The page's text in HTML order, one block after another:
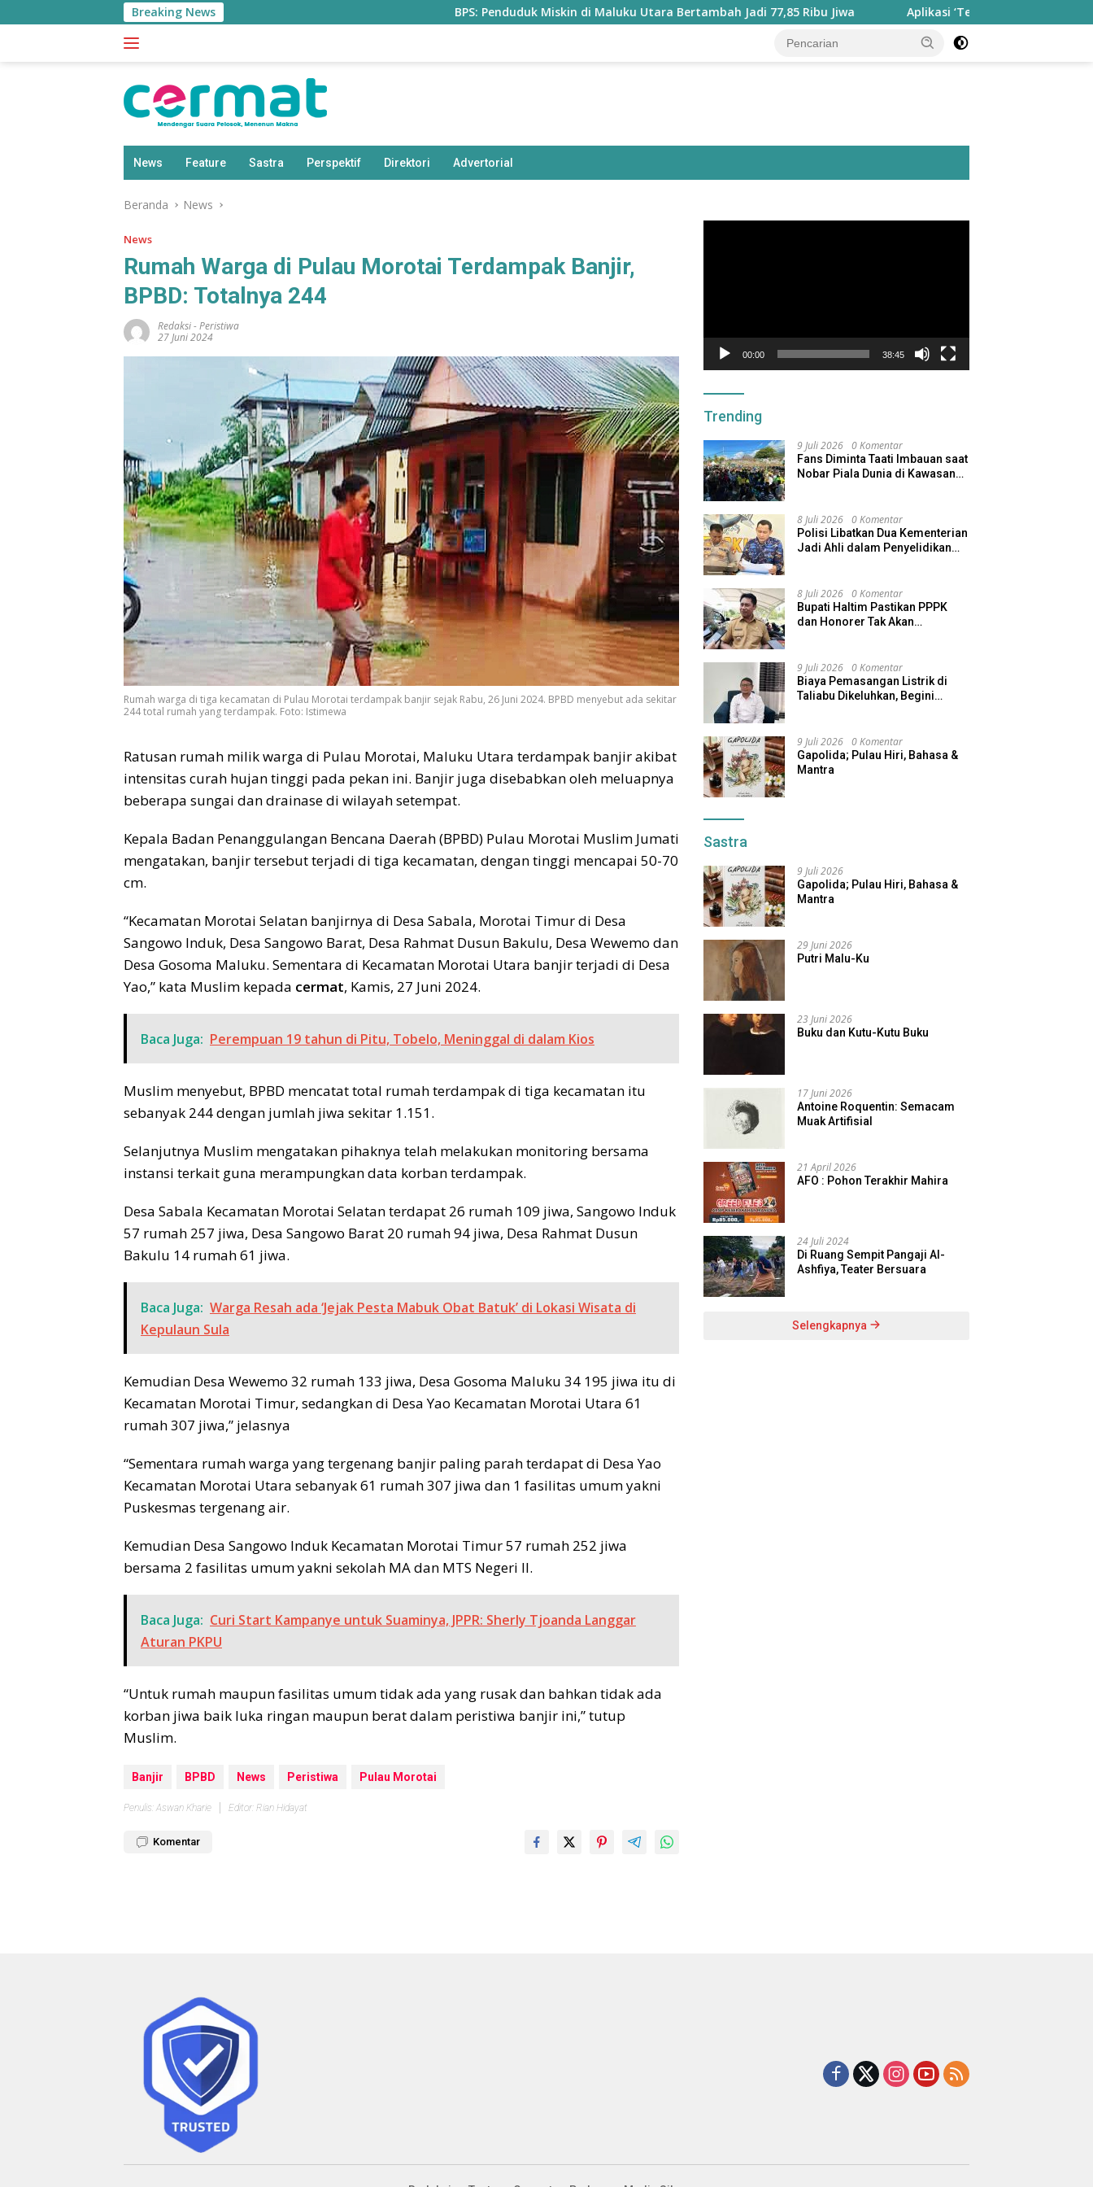
ke
Breaking News BPS: Penduduk Miskin di Maluku Utara Bertambah Jadi 77,85 Ribu Jiwa Aplikasi ‘Teras Pendidikan’ Disiapkan
News Feature Sastra Perspektif Direktori Advertorial
Beranda News
News
Rumah Warga di Pulau Morotai Terdampak Banjir,
BPBD: Totalnya 244
Redaksi-Peristiwa
27 Juni 2024
Rumah warga di tiga kecamatan di Pulau Morotai terdampak banjir sejak Rabu, 26 Juni 2024. BPBD menyebut ada sekitar
244 total rumah yang terdampak. Foto: Istimewa
Ratusan rumah milik warga di Pulau Morotai, Maluku Utara terdampak banjir akibat
intensitas curah hujan tinggi pada pekan ini. Banjir juga disebabkan oleh meluapnya
beberapa sungai dan drainase di wilayah setempat.
Kepala Badan Penanggulangan Bencana Daerah (BPBD) Pulau Morotai Muslim Jumati
mengatakan, banjir tersebut terjadi di tiga kecamatan, dengan tinggi mencapai 50-70
cm.
“Kecamatan Morotai Selatan banjirnya di Desa Sabala, Morotai Timur di Desa
Sangowo Induk, Desa Sangowo Barat, Desa Rahmat Dusun Bakulu, Desa Wewemo dan
Desa Gosoma Maluku. Sementara di Kecamatan Morotai Utara banjir terjadi di Desa
Yao,” kata Muslim kepada cermat, Kamis, 27 Juni 2024.
Baca Juga: Perempuan 19 tahun di Pitu, Tobelo, Meninggal di dalam Kios
Muslim menyebut, BPBD mencatat total rumah terdampak di tiga kecamatan itu
sebanyak 244 dengan jumlah jiwa sekitar 1.151.
Selanjutnya Muslim mengatakan pihaknya telah melakukan monitoring bersama
instansi terkait guna merampungkan data korban terdampak.
Desa Sabala Kecamatan Morotai Selatan terdapat 26 rumah 109 jiwa, Sangowo Induk
57 rumah 257 jiwa, Desa Sangowo Barat 20 rumah 94 jiwa, Desa Rahmat Dusun
Bakulu 14 rumah 61 jiwa.
Baca Juga: Warga Resah ada ‘Jejak Pesta Mabuk Obat Batuk’ di Lokasi Wisata di
Kepulaun Sula
Kemudian Desa Wewemo 32 rumah 133 jiwa, Desa Gosoma Maluku 34 195 jiwa itu di
Kecamatan Morotai Timur, sedangkan di Desa Yao Kecamatan Morotai Utara 61
rumah 307 jiwa,” jelasnya
“Sementara rumah warga yang tergenang banjir paling parah terdapat di Desa Yao
Kecamatan Morotai Utara sebanyak 61 rumah 307 jiwa dan 1 fasilitas umum yakni
Puskesmas tergenang air.
Kemudian Desa Sangowo Induk Kecamatan Morotai Timur 57 rumah 252 jiwa
bersama 2 fasilitas umum yakni sekolah MA dan MTS Negeri II.
Baca Juga: Curi Start Kampanye untuk Suaminya, JPPR: Sherly Tjoanda Langgar
Aturan PKPU
“Untuk rumah maupun fasilitas umum tidak ada yang rusak dan bahkan tidak ada
korban jiwa baik luka ringan maupun berat dalam peristiwa banjir ini,” tutup
Muslim.
Banjir BPBD News Peristiwa Pulau Morotai
Penulis: Aswan Kharie Editor: Rian Hidayat
Komentar
00:00 38:45
Trending
9 Juli 2026 0 Komentar
Fans Diminta Taati Imbauan saat
Nobar Piala Dunia di Kawasan
8 Juli 2026 0 Komentar
Polisi Libatkan Dua Kementerian
Jadi Ahli dalam Penyelidikan
8 Juli 2026 0 Komentar
Bupati Haltim Pastikan PPPK
dan Honorer Tak Akan
9 Juli 2026 0 Komentar
Biaya Pemasangan Listrik di
Taliabu Dikeluhkan, Begini
9 Juli 2026 0 Komentar
Gapolida; Pulau Hiri, Bahasa &
Mantra
Sastra
9 Juli 2026
Gapolida; Pulau Hiri, Bahasa &
Mantra
29 Juni 2026
Putri Malu-Ku
23 Juni 2026
Buku dan Kutu-Kutu Buku
17 Juni 2026
Antoine Roquentin: Semacam
Muak Artifisial
21 April 2026
AFO : Pohon Terakhir Mahira
24 Juli 2024
Di Ruang Sempit Pangaji Al-
Ashfiya, Teater Bersuara
Selengkapnya